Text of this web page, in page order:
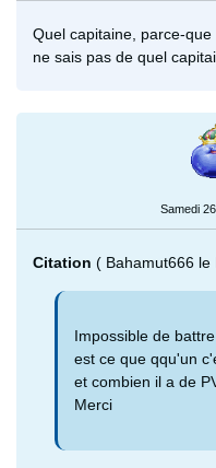
Quel capitaine, parce-
ne sais pas de quel
Samedi
Citation ( Bahamut666 le
Impossible de
est ce que qqu'un
et combien il a de
Merci